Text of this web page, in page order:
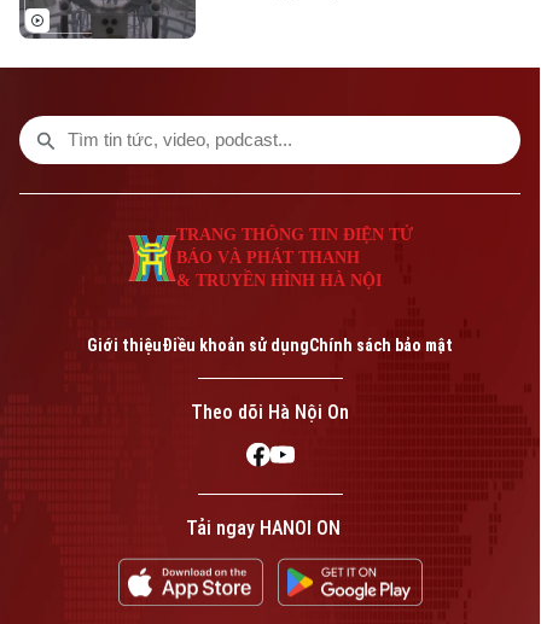
phép số: Số 63/GP-TTDT, cấp ngày 10/05/2023
TRANG THÔNG TIN ĐIỆN TỬ
CỦA CƠ QUAN BÁO VÀ PHÁT THANH TRUYỀN HÌNH HÀ NỘI
Số 3-5 Huỳnh Thúc Kháng-Phường Láng-Hà Nội
TRANG THÔNG TIN ĐIỆN TỬ
BÁO VÀ PHÁT THANH
& TRUYỀN HÌNH HÀ NỘI
Giới thiệuĐiều khoản sử dụngChính sách bảo mật
Theo dõi Hà Nội On
Tải ngay HANOI ON